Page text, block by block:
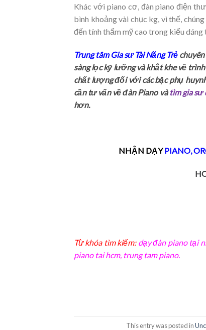
Khác với piano cơ, đàn piano điện
bình khoảng vài chục kg, vì thế,
đến tính thẩm mỹ cao trong kiểu
Trung tâm Gia sư Tài Năng Trẻ
sàng lọc kỹ lưỡng và khắt khe về
chất lượng đối với các bậc phụ
cần tư vấn về đàn Piano vàtìm gia sư
hơn.
NHẬN DẠYPIANO,
Từ khóa tìm kiếm: dạy đàn piano tại
piano tai hcm, trung tam piano.
This entry was posted in